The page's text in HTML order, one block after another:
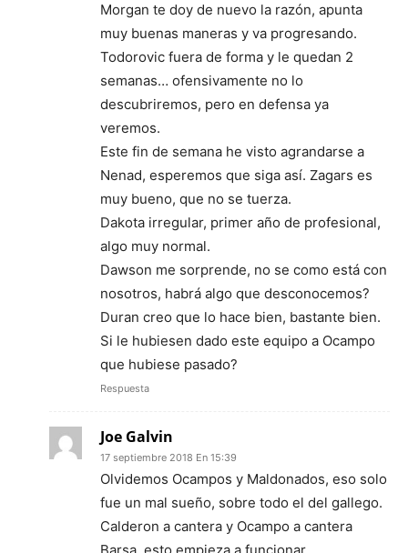
Morgan te doy de nuevo la razón, apunta
muy buenas maneras y va progresando.
Todorovic fuera de forma y le quedan 2
semanas… ofensivamente no lo
descubriremos, pero en defensa ya
veremos.
Este fin de semana he visto agrandarse a
Nenad, esperemos que siga así. Zagars es
muy bueno, que no se tuerza.
Dakota irregular, primer año de profesional,
algo muy normal.
Dawson me sorprende, no se como está con
nosotros, habrá algo que desconocemos?
Duran creo que lo hace bien, bastante bien.
Si le hubiesen dado este equipo a Ocampo
que hubiese pasado?
Respuesta
Joe Galvin
17 septiembre 2018 En 15:39
Olvidemos Ocampos y Maldonados, eso solo
fue un mal sueño, sobre todo el del gallego.
Calderon a cantera y Ocampo a cantera